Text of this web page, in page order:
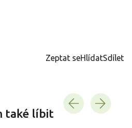
Zeptat seHlídatSdílet
také líbit